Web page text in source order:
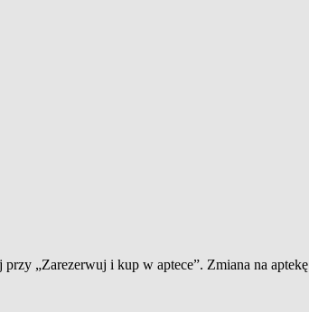
„Zarezerwuj i kup w aptece”. Zmiana na